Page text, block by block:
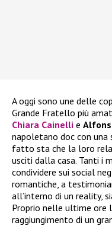
A oggi sono une delle
Grande Fratello più
Chiara Cainelli e
napoletano doc con
fatto sta che la loro
usciti dalla casa. Tanti i
condividere sui social
romantiche, a
all’interno di un reality,
Proprio nelle ultime ore
raggiungimento di un